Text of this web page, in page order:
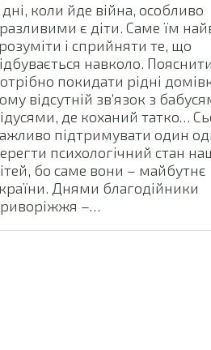
коли йде війна, особливо
є діти. Саме їм
і сприйняти те, що
навколо.
покидати рідні
відсутній зв’язок з
де коханий татко…
підтримувати один
психологічний стан
бо саме вони – майбутнє
Днями благодійники
–…